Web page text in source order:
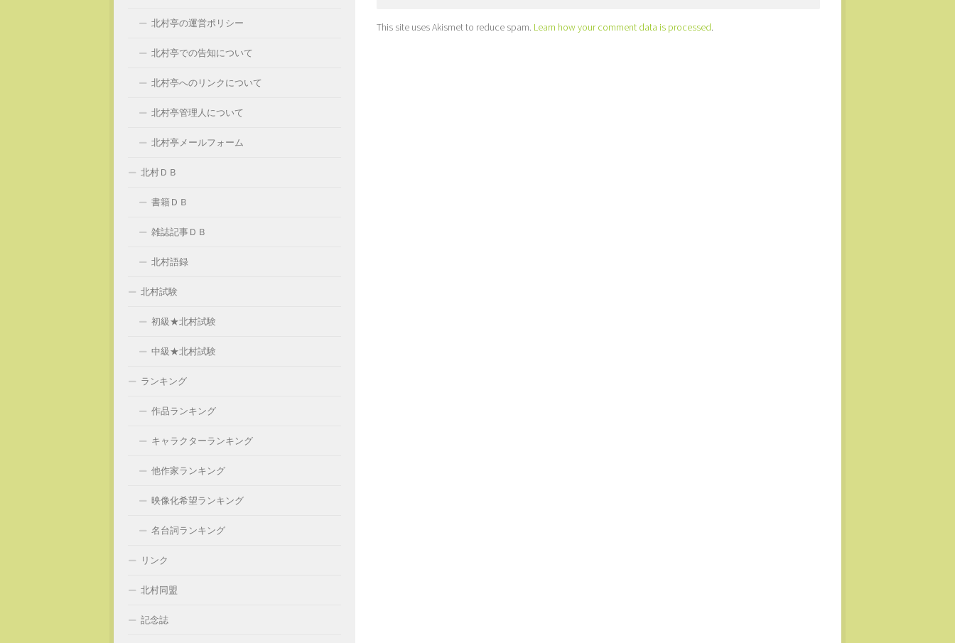
This site uses Akismet to reduce spam. Learn how your comment data is processed.
北村亭の運営ポリシー
北村亭での告知について
北村亭へのリンクについて
北村亭管理人について
北村亭メールフォーム
北村ＤＢ
書籍ＤＢ
雑誌記事ＤＢ
北村語録
北村試験
初級★北村試験
中級★北村試験
ランキング
作品ランキング
キャラクターランキング
他作家ランキング
映像化希望ランキング
名台詞ランキング
リンク
北村同盟
記念誌